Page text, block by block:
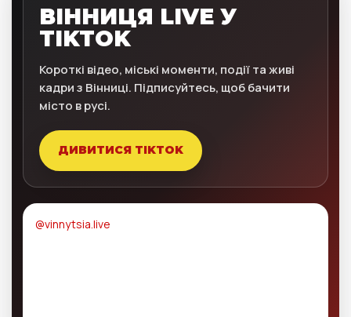
ВІННИЦЯ LIVE У
TIKTOK
Короткі відео, міські моменти, події та живі
кадри з Вінниці. Підписуйтесь, щоб бачити
місто в русі.
ДИВИТИСЯ TIKTOK
@vinnytsia.live